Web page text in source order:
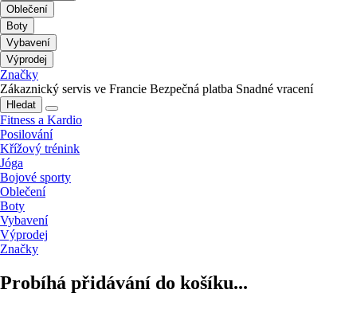
Oblečení
Boty
Vybavení
Výprodej
Značky
Zákaznický servis ve Francie Bezpečná platba Snadné vracení
Hledat
Fitness a Kardio
Posilování
Křížový trénink
Jóga
Bojové sporty
Oblečení
Boty
Vybavení
Výprodej
Značky
Probíhá přidávání do košíku...